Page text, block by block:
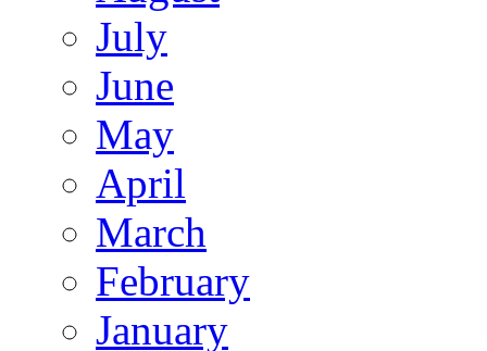
July
June
May
April
March
February
January